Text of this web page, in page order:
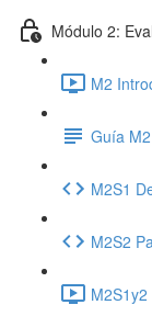
Módulo 2:
M2
Guía
M2S1
M2S2